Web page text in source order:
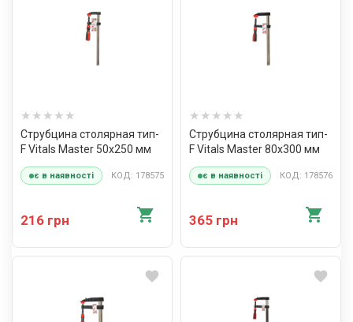
Струбцина столярная тип-
F Vitals Master 50х250 мм
є в наявності КОД: 178575
216 грн
Струбцина столярная тип-
F Vitals Master 80х300 мм
є в наявності КОД: 178576
365 грн